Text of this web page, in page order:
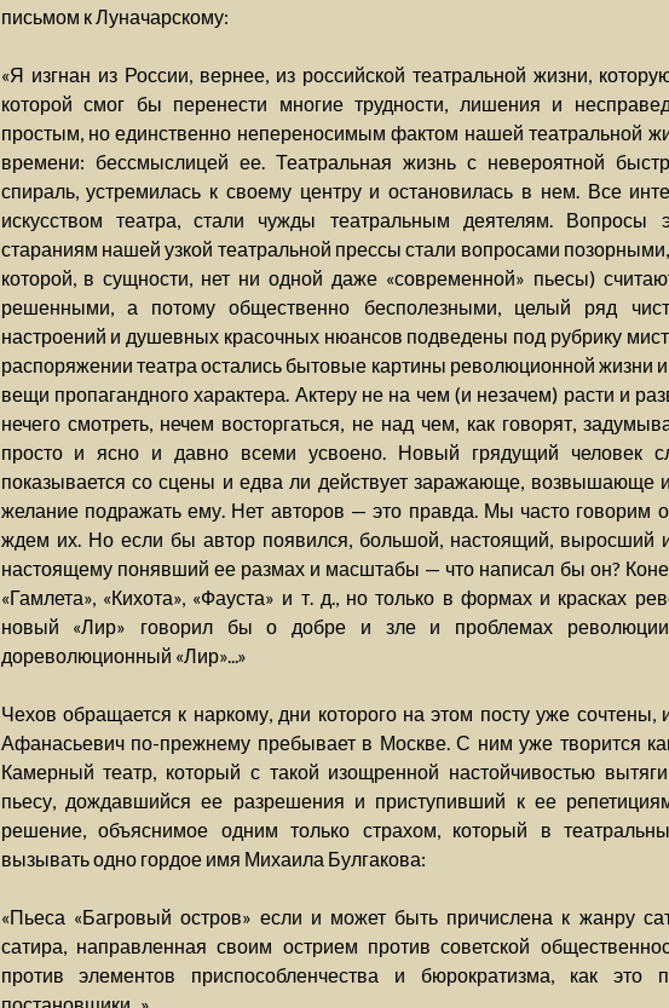
письмом к Луначарскому:
«Я изгнан из России, вернее, из российской театральной жизни,
которой смог бы перенести многие трудности, лишения и
простым, но единственно непереносимым фактом нашей театральной
времени: бессмыслицей ее. Театральная жизнь с невероятной
спираль, устремилась к своему центру и остановилась в нем. Все
искусством театра, стали чужды театральным деятелям. Вопросы
стараниям нашей узкой театральной прессы стали вопросами
которой, в сущности, нет ни одной даже «современной» пьесы)
решенными, а потому общественно бесполезными, целый ряд
настроений и душевных красочных нюансов подведены под рубрику
распоряжении театра остались бытовые картины революционной жизни
вещи пропагандного характера. Актеру не на чем (и незачем) расти и
нечего смотреть, нечем восторгаться, не над чем, как говорят,
просто и ясно и давно всеми усвоено. Новый грядущий человек
показывается со сцены и едва ли действует заражающе, возвышающе
желание подражать ему. Нет авторов — это правда. Мы часто говорим
ждем их. Но если бы автор появился, большой, настоящий, выросший
настоящему понявший ее размах и масштабы — что написал бы он?
«Гамлета», «Кихота», «Фауста» и т. д., но только в формах и красках
новый «Лир» говорил бы о добре и зле и проблемах
дореволюционный «Лир»...»
Чехов обращается к наркому, дни которого на этом посту уже сочтены,
Афанасьевич по-прежнему пребывает в Москве. С ним уже творится
Камерный театр, который с такой изощренной настойчивостью
пьесу, дождавшийся ее разрешения и приступивший к ее
решение, объяснимое одним только страхом, который в
вызывать одно гордое имя Михаила Булгакова:
«Пьеса «Багровый остров» если и может быть причислена к жанру
сатира, направленная своим острием против советской
против элементов приспособленчества и бюрократизма, как это